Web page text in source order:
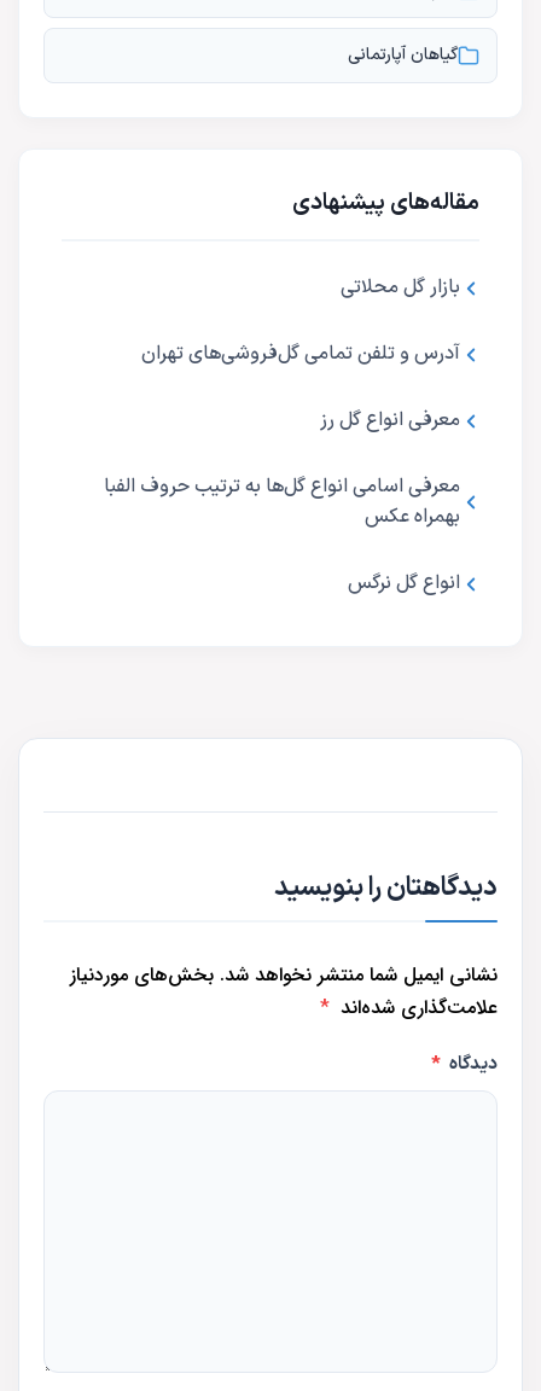
گیاهان آپارتمانی
مقاله‌های پیشنهادی
بازار گل محلاتی
آدرس و تلفن تمامی گل‌فروشی‌های تهران
معرفی انواع گل رز
معرفی اسامی انواع گل‌ها به ترتیب حروف الفبا
بهمراه عکس
انواع گل نرگس
دیدگاهتان را بنویسید
نشانی ایمیل شما منتشر نخواهد شد. بخش‌های موردنیاز
علامت‌گذاری شده‌اند *
دیدگاه *